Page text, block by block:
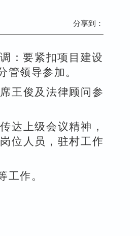
分享到：
：要紧扣项目建设
领导参加。
王俊及法律顾问参
达上级会议精神，
位人员，驻村工作
作。